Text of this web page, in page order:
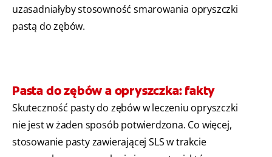
uzasadniałyby stosowność smarowania opryszczki
pastą do zębów.
Pasta do zębów a opryszczka: fakty
Skuteczność pasty do zębów w leczeniu opryszczki
nie jest w żaden sposób potwierdzona. Co więcej,
stosowanie pasty zawierającej SLS w trakcie